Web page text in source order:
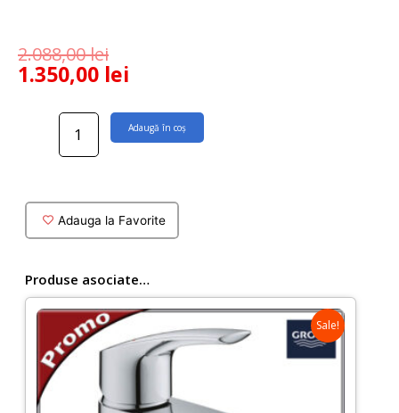
2.088,00lei
1.350,00 lei
Cantitate
Prime
cu
Grohe
Adaugă în coș
Adauga la Favorite
Produse asociate…
Sale!